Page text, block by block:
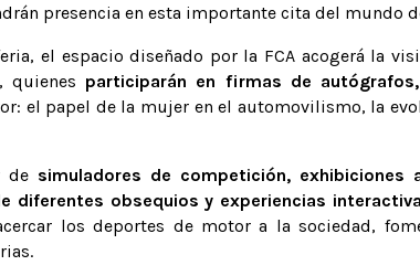
presencia en esta importante cita del mundo
el espacio diseñado por la FCA acogerá la
quienes participarán en firmas de
el papel de la mujer en el automovilismo, la
de simuladores de competición, exhibiciones
diferentes obsequios y experiencias
los deportes de motor a la sociedad,